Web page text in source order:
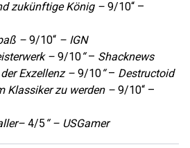
zukünftige König – 9/10“ –
– 9/10“ – IGN
– 9/10“– Shacknews
Exzellenz – 9/10“– Destructoid
Klassiker zu werden – 9/10“ –
4/5 “ – USGamer